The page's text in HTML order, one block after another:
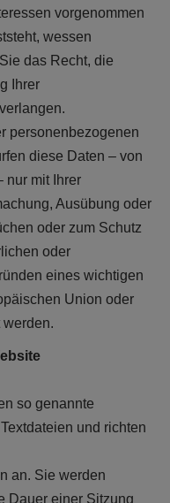
vorgenommen
wessen
das Recht, die
Ihrer
personenbezogenen
diese Daten – von
nur mit Ihrer
Ausübung oder
oder zum Schutz
oder
eines wichtigen
Union oder
so genannte
und richten
an. Sie werden
Dauer einer Sitzung